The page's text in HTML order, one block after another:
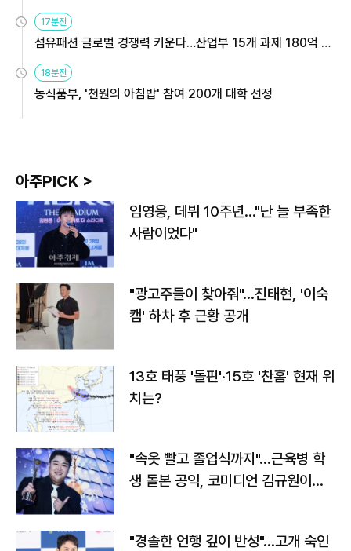
17분전
섬유패션 글로벌 경쟁력 키운다…산업부 15개 과제 180억 지
18분전
농식품부, '천원의 아침밥' 참여 200개 대학 선정
아주PICK >
임영웅, 데뷔 10주년…"난 늘 부족한
사람이었다"
"광고주들이 찾아줘"…진태현, '이숙
캠' 하차 후 근황 공개
13호 태풍 '돌핀'·15호 '찬홈' 현재 위
치는?
"속옷 빨고 졸업식까지"…근육병 학
생 돌본 공익, 코미디언 김규원이었
"경솔한 언행 깊이 반성"…고개 숙인